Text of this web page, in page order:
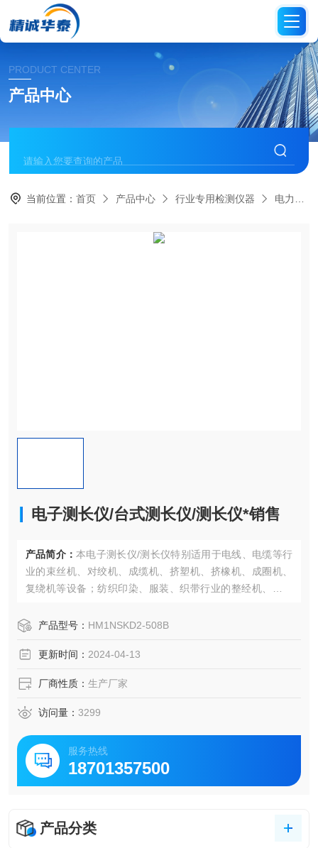
PRODUCT CENTER
产品中心
当前位置：首页 产品中心 行业专用检测仪器 电力电工仪表系列
电子测长仪/台式测长仪/测长仪*销售
产品简介： 本电子测长仪/测长仪特别适用于电线、电缆等行
业的束丝机、对绞机、成缆机、挤塑机、挤橡机、成圈机、
复绕机等设备；纺织印染、服装、织带行业的整经机、验布
产品型号： HM1NSKD2-508B
更新时间： 2024-04-13
厂商性质： 生产厂家
访问量： 3299
服务热线
18701357500
产品分类